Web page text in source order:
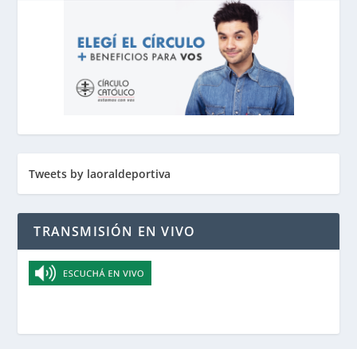
Tweets by laoraldeportiva
TRANSMISIÓN EN VIVO